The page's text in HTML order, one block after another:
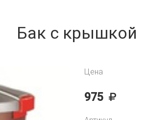
Бак с крышкой
Цена
975